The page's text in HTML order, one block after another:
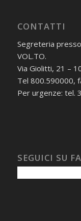
CONTATTI
Segreteria
VOL.TO.
Via Giolitti, 21 –
Tel 800.590000,
Per urgenze: tel.
SEGUICI SU